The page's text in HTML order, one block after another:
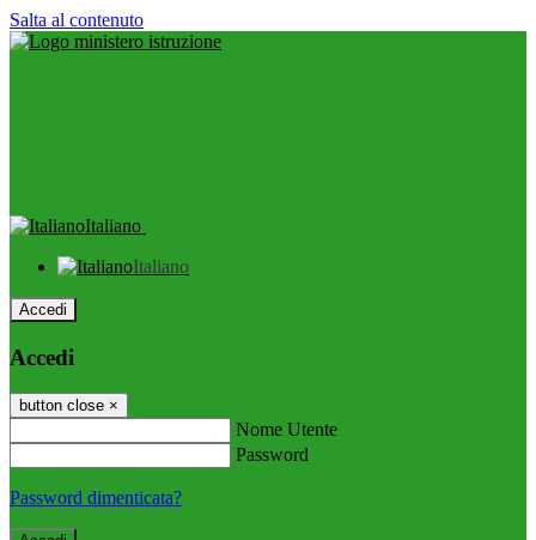
Salta al contenuto
Italiano
Italiano
Accedi
Accedi
button close ×
Nome Utente
Password
Password dimenticata?